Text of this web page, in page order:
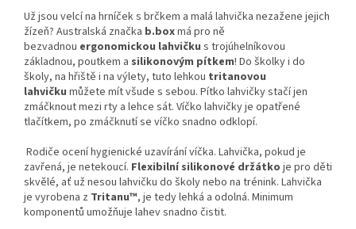
Už jsou velcí na hrníček s brčkem a malá lahvička nezažene jejich
žízeň? Australská značka b.boxmá pro ně
bezvadnou ergonomickou lahvičku s trojúhelníkovou
základnou, poutkem a silikonovým pítkem! Do školky i do
školy, na hřiště i na výlety, tuto lehkou tritanovou
lahvičku můžete mít všude s sebou. Pítko lahvičky stačí jen
zmáčknout mezi rty a lehce sát. Víčko lahvičky je opatřené
tlačítkem, po zmáčknutí se víčko snadno odklopí.
Rodiče ocení hygienické uzavírání víčka. Lahvička, pokud je
zavřená, je netekoucí. Flexibilní silikonové držátko je pro děti
skvělé, ať už nesou lahvičku do školy nebo na trénink. Lahvička
je vyrobena z Tritanu™, je tedy lehká a odolná. Minimum
komponentů umožňuje lahev snadno čistit.